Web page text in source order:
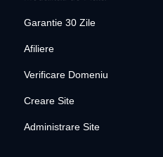
Garantie 30 Zile
Afiliere
Verificare Domeniu
Creare Site
Administrare Site